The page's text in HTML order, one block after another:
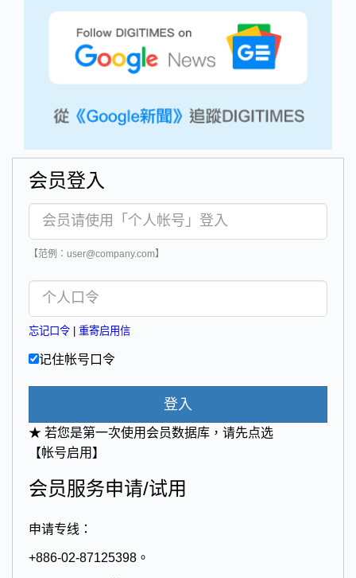
会员登入
【范例：user@company.com】
忘记口令 重寄启用信
记住帐号口令
登入
★ 若您是第一次使用会员数据库，请先点选
【帐号启用】
会员服务申请/试用
申请专线：
+886-02-87125398。